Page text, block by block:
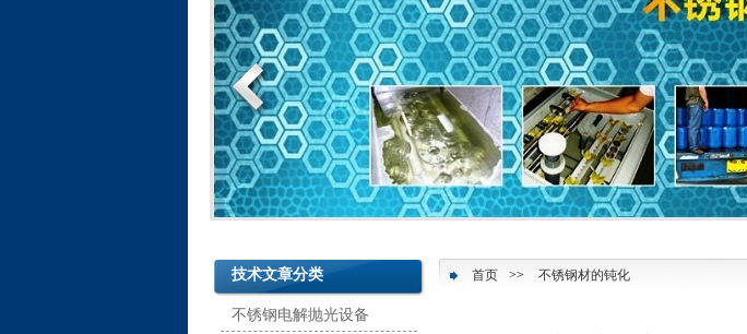
技术文章分类
不锈钢电解抛光设备
首页 >> 不锈钢材的钝化